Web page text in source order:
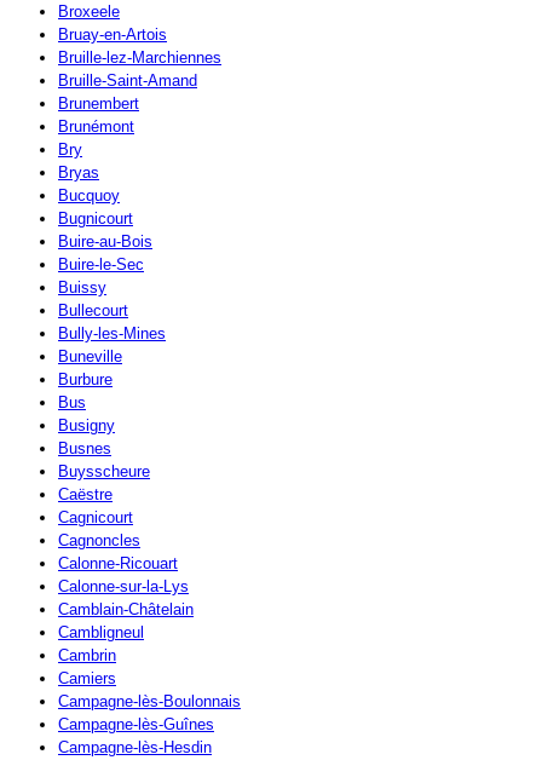
Broxeele
Bruay-en-Artois
Bruille-lez-Marchiennes
Bruille-Saint-Amand
Brunembert
Brunémont
Bry
Bryas
Bucquoy
Bugnicourt
Buire-au-Bois
Buire-le-Sec
Buissy
Bullecourt
Bully-les-Mines
Buneville
Burbure
Bus
Busigny
Busnes
Buysscheure
Caëstre
Cagnicourt
Cagnoncles
Calonne-Ricouart
Calonne-sur-la-Lys
Camblain-Châtelain
Cambligneul
Cambrin
Camiers
Campagne-lès-Boulonnais
Campagne-lès-Guînes
Campagne-lès-Hesdin